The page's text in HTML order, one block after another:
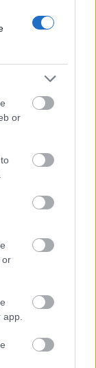
or
or
Bănia
și pe
calde la
în centrul
celor
zone